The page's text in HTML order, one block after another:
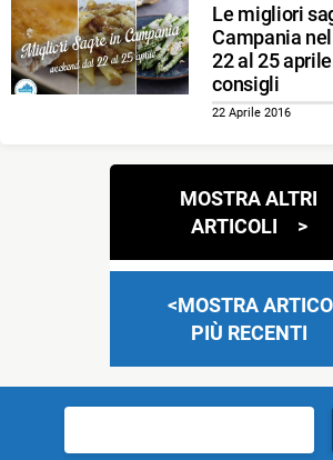
Le migliori
Campania
22 al 25
consigli
22 Aprile 2016
Navigazione
articoli
MOSTRA ALTRI
ARTICOLI
MOSTRA
PIÙ RECENTI
per: